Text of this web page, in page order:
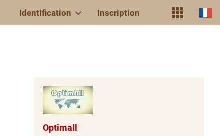
Identification Inscription
Optimall